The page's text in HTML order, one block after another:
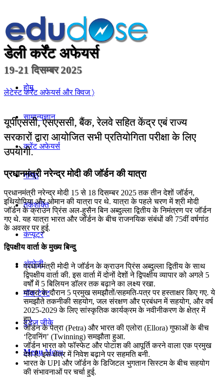
होम
सामान्यज्ञान
करेंट अफेयर्स
गणित
तर्कशक्ति
कंप्यूटर
अंग्रेजी
मॉक टेस्ट
टुडेज जीके
Menu Menu
डेली कर्रेंट अफेयर्स
19-21 दिसम्बर 2025
लेटेस्ट कर्रेंट अफेयर्स और क्विज 〉
यूपीएससी, एसएससी, बैंक, रेलवे सहित केंद्र एबं राज्य
सरकारों द्वारा आयोजित सभी प्रतियोगिता परीक्षा के लिए
उपयोगी.
प्रधानमंत्री नरेन्‍द्र मोदी की जॉर्डन की यात्रा
प्रधानमंत्री नरेन्‍द्र मोदी 15 से 18 दिसम्बर 2025 तक तीन देशों जॉर्डन,
इथियोपिया और ओमान की यात्रा पर थे. यात्रा के पहले चरण में श्री मोदी
जॉर्डन के क्राउन प्रिंस अल-हुसैन बिन अब्दुल्ला द्वितीय के निमंत्रण पर जॉर्डन
गए थे. यह यात्रा भारत और जॉर्डन के बीच राजनयिक संबंधों की 75वीं वर्षगांठ
के अवसर पर हुई.
द्विपक्षीय वार्ता के मुख्य बिन्दु
प्रधानमंत्री मोदी ने जॉर्डन के क्राउन प्रिंस अब्दुल्ला द्वितीय के साथ
द्विपक्षीय वार्ता की. इस वार्ता में दोनों देशों ने द्विपक्षीय व्यापार को अगले 5
वर्षों में 5 बिलियन डॉलर तक बढ़ाने का लक्ष्य रखा.
यात्रा के दौरान 5 प्रमुख समझौतों/सहमति-पत्र पर हस्ताक्षर किए गए. ये
समझौते तकनीकी सहयोग, जल संरक्षण और प्रबंधन में सहयोग, और वर्ष
2025-2029 के लिए सांस्कृतिक कार्यक्रम के नवीनीकरण के क्षेत्र में
हुए.
जॉर्डन के पेत्रा (Petra) और भारत की एलोरा (Ellora) गुफाओं के बीच
‘ट्विनिंग’ (Twinning) समझौता हुआ.
जॉर्डन भारत को फॉस्फेट और पोटाश की आपूर्ति करने वाला एक प्रमुख
देश है. इस क्षेत्र में निवेश बढ़ाने पर सहमति बनी.
भारत के UPI और जॉर्डन के डिजिटल भुगतान सिस्टम के बीच सहयोग
की संभावनाओं पर चर्चा हुई.